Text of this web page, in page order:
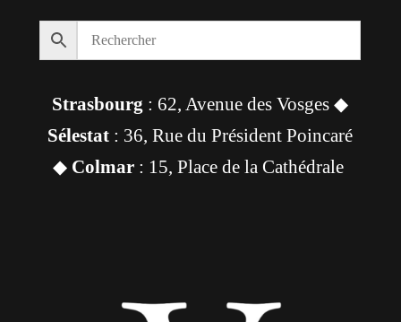
Strasbourg : 62, Avenue des Vosges ◆
Sélestat : 36, Rue du Président Poincaré
◆ Colmar: 15, Place de la Cathédrale